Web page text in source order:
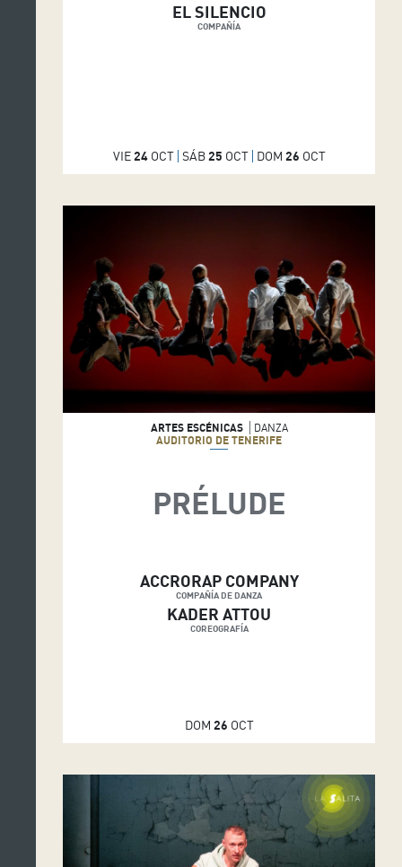
EL SILENCIO
COMPAÑÍA
VIE24OCT SÁB25 OCT DOM 26 OCT
ARTES ESCÉNICAS
DANZA
AUDITORIO DE TENERIFE
PRÉLUDE
ACCRORAP COMPANY
COMPAÑÍA DE DANZA
KADER ATTOU
COREOGRAFÍA
DOM 26 OCT